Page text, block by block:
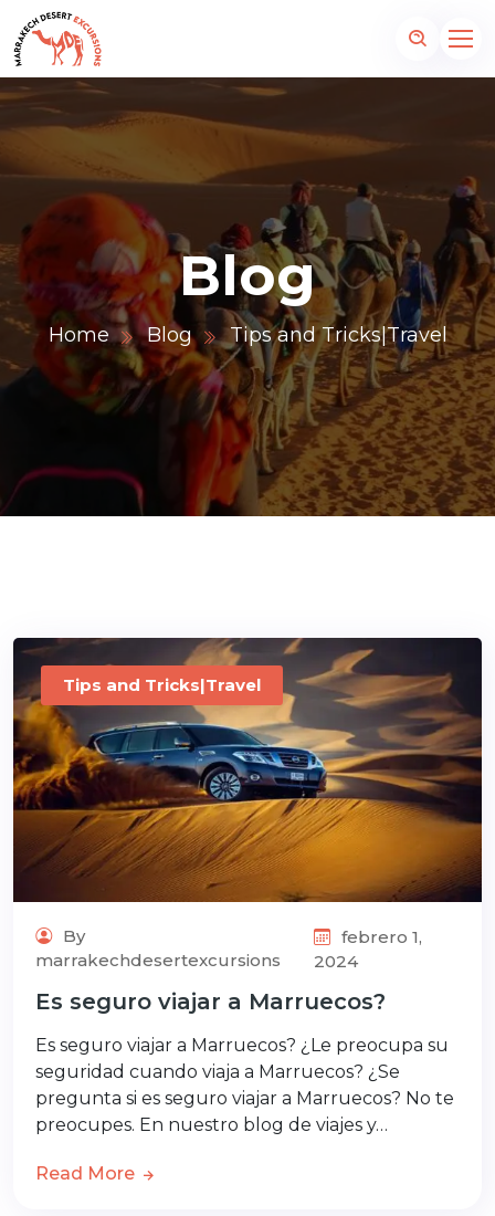
Blog
Home Blog Tips and Tricks|Travel
Tips and Tricks|Travel
By
marrakechdesertexcursions
febrero 1,
2024
Es seguro viajar a Marruecos?
Es seguro viajar a Marruecos? ¿Le preocupa su
seguridad cuando viaja a Marruecos? ¿Se
pregunta si es seguro viajar a Marruecos? No te
preocupes. En nuestro blog de viajes y…
Read More